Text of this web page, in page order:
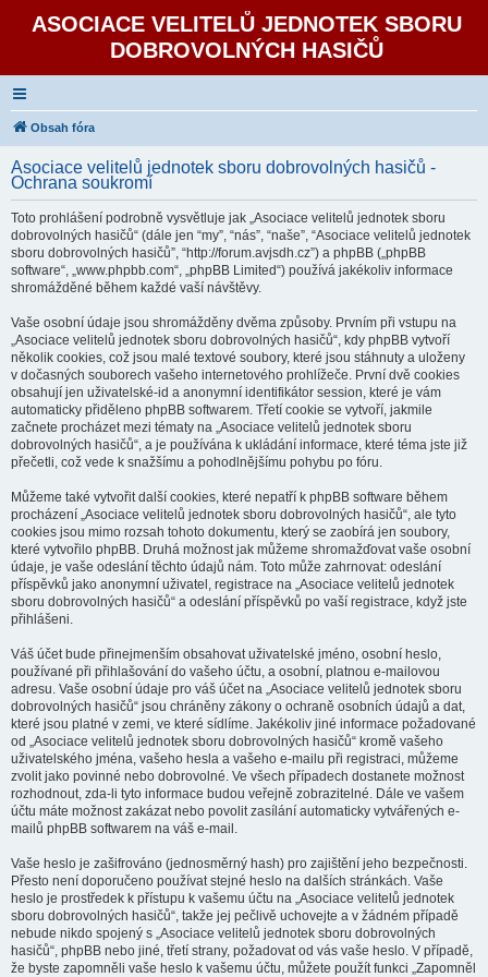
ASOCIACE VELITELŮ JEDNOTEK SBORU
DOBROVOLNÝCH HASIČŮ
Obsah fóra
Asociace velitelů jednotek sboru dobrovolných hasičů -
Ochrana soukromí
Toto prohlášení podrobně vysvětluje jak „Asociace velitelů jednotek sboru
dobrovolných hasičů“ (dále jen “my”, “nás”, “naše”, “Asociace velitelů jednotek
sboru dobrovolných hasičů”, “http://forum.avjsdh.cz”) a phpBB („phpBB
software“, „www.phpbb.com“, „phpBB Limited“) používá jakékoliv informace
shromážděné během každé vaší návštěvy.
Vaše osobní údaje jsou shromážděny dvěma způsoby. Prvním při vstupu na
„Asociace velitelů jednotek sboru dobrovolných hasičů“, kdy phpBB vytvoří
několik cookies, což jsou malé textové soubory, které jsou stáhnuty a uloženy
v dočasných souborech vašeho internetového prohlížeče. První dvě cookies
obsahují jen uživatelské-id a anonymní identifikátor session, které je vám
automaticky přiděleno phpBB softwarem. Třetí cookie se vytvoří, jakmile
začnete procházet mezi tématy na „Asociace velitelů jednotek sboru
dobrovolných hasičů“, a je používána k ukládání informace, které téma jste již
přečetli, což vede k snažšímu a pohodlnějšímu pohybu po fóru.
Můžeme také vytvořit další cookies, které nepatří k phpBB software během
procházení „Asociace velitelů jednotek sboru dobrovolných hasičů“, ale tyto
cookies jsou mimo rozsah tohoto dokumentu, který se zaobírá jen soubory,
které vytvořilo phpBB. Druhá možnost jak můžeme shromažďovat vaše osobní
údaje, je vaše odeslání těchto údajů nám. Toto může zahrnovat: odeslání
příspěvků jako anonymní uživatel, registrace na „Asociace velitelů jednotek
sboru dobrovolných hasičů“ a odeslání příspěvků po vaší registrace, když jste
přihlášeni.
Váš účet bude přinejmenším obsahovat uživatelské jméno, osobní heslo,
používané při přihlašování do vašeho účtu, a osobní, platnou e-mailovou
adresu. Vaše osobní údaje pro váš účet na „Asociace velitelů jednotek sboru
dobrovolných hasičů“ jsou chráněny zákony o ochraně osobních údajů a dat,
které jsou platné v zemi, ve které sídlíme. Jakékoliv jiné informace požadované
od „Asociace velitelů jednotek sboru dobrovolných hasičů“ kromě vašeho
uživatelského jména, vašeho hesla a vašeho e-mailu při registraci, můžeme
zvolit jako povinné nebo dobrovolné. Ve všech případech dostanete možnost
rozhodnout, zda-li tyto informace budou veřejně zobrazitelné. Dále ve vašem
účtu máte možnost zakázat nebo povolit zasílání automaticky vytvářených e-
mailů phpBB softwarem na váš e-mail.
Vaše heslo je zašifrováno (jednosměrný hash) pro zajištění jeho bezpečnosti.
Přesto není doporučeno používat stejné heslo na dalších stránkách. Vaše
heslo je prostředek k přístupu k vašemu účtu na „Asociace velitelů jednotek
sboru dobrovolných hasičů“, takže jej pečlivě uchovejte a v žádném případě
nebude nikdo spojený s „Asociace velitelů jednotek sboru dobrovolných
hasičů“, phpBB nebo jiné, třetí strany, požadovat od vás vaše heslo. V případě,
že byste zapomněli vaše heslo k vašemu účtu, můžete použít funkci „Zapomněl